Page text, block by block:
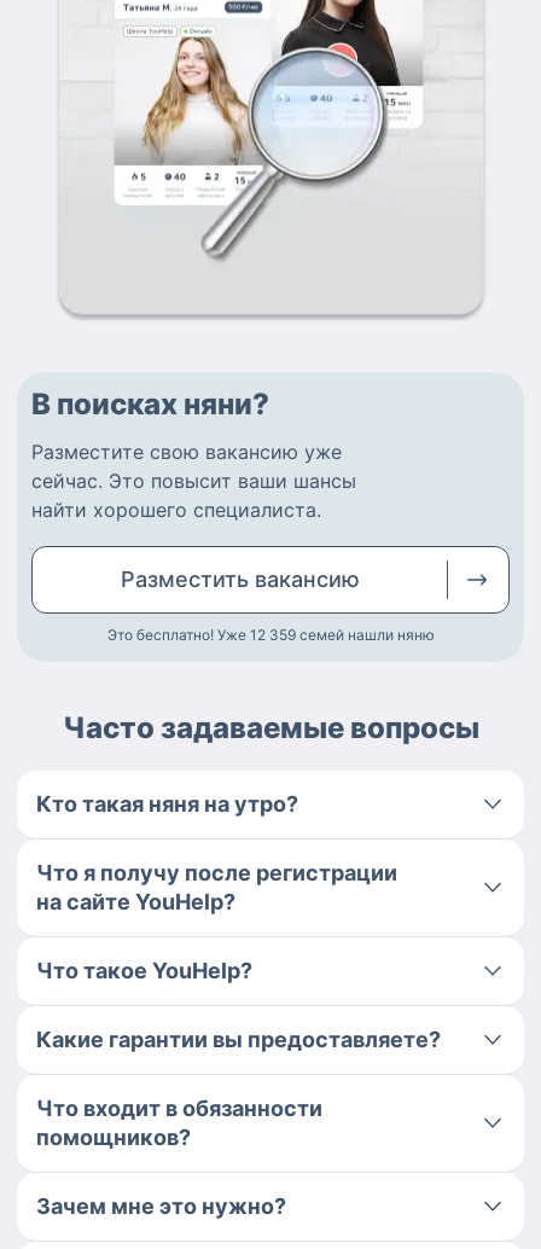
В поисках няни?
Разместите свою вакансию уже
сейчас. Это повысит ваши шансы
найти хорошего специалиста.
Разместить вакансию
Это бесплатно! Уже 12 359 семей нашли няню
Часто задаваемые вопросы
Кто такая няня на утро?
Что я получу после регистрации
на сайте YouHelp?
Что такое YouHelp?
Какие гарантии вы предоставляете?
Что входит в обязанности
помощников?
Зачем мне это нужно?